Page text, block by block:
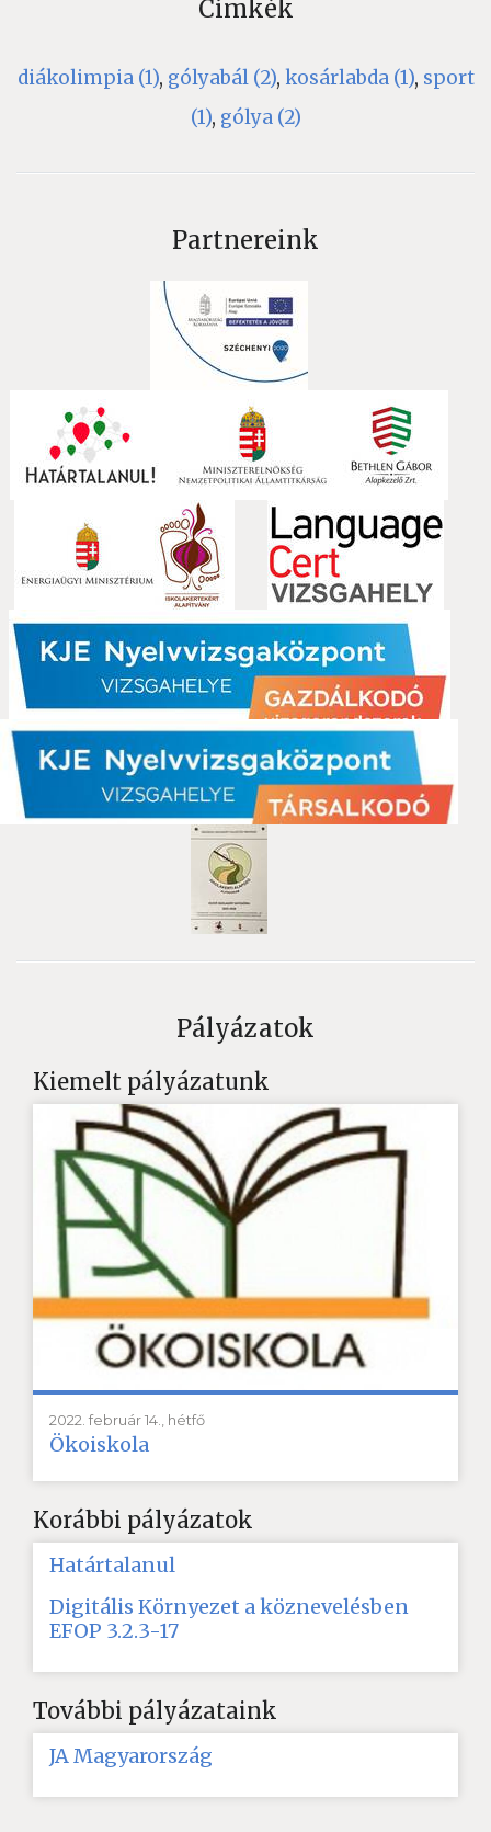
Címkék
diákolimpia (1), gólyabál (2), kosárlabda (1), sport
(1), gólya (2)
Partnereink
Pályázatok
Korábbi pályázatok
Határtalanul
Digitális Környezet a köznevelésben
EFOP 3.2.3-17
Kiemelt pályázatunk
2022. február 14., hétfő
Ökoiskola
További pályázataink
JA Magyarország